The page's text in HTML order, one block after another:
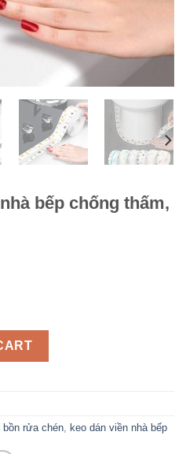
bếp chống thấm,
thấm, chống ẩm mốc
bồn rửa chén, keo dán viền nhà bếp